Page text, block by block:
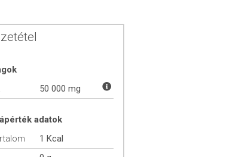
50 000 mg
adatok
1 Kcal